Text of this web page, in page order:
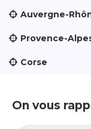
Auvergne-
Provence-
Corse
On vous